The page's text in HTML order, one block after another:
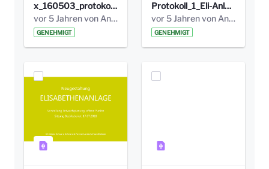
x_160503_protokoll_infoabend.pdf
vor 5 Jahren von Anni Schlumberger
GENEHMIGT
Protokoll_1_Eli-Anlage_final.pdf
vor 5 Jahren von Anni Schlumberger
GENEHMIGT